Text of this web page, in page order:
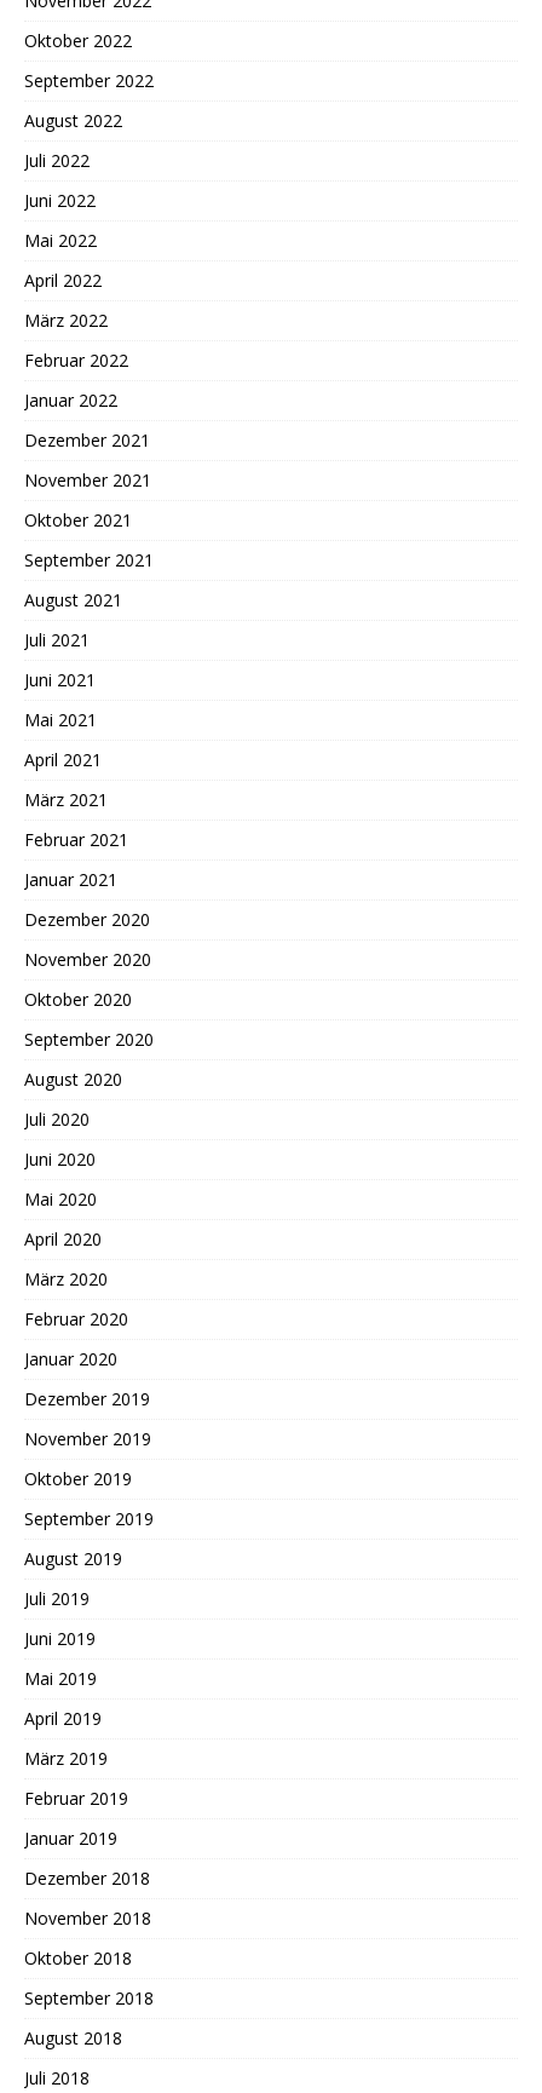
Oktober 2022
September 2022
August 2022
Juli 2022
Juni 2022
Mai 2022
April 2022
März 2022
Februar 2022
Januar 2022
Dezember 2021
November 2021
Oktober 2021
September 2021
August 2021
Juli 2021
Juni 2021
Mai 2021
April 2021
März 2021
Februar 2021
Januar 2021
Dezember 2020
November 2020
Oktober 2020
September 2020
August 2020
Juli 2020
Juni 2020
Mai 2020
April 2020
März 2020
Februar 2020
Januar 2020
Dezember 2019
November 2019
Oktober 2019
September 2019
August 2019
Juli 2019
Juni 2019
Mai 2019
April 2019
März 2019
Februar 2019
Januar 2019
Dezember 2018
November 2018
Oktober 2018
September 2018
August 2018
Juli 2018